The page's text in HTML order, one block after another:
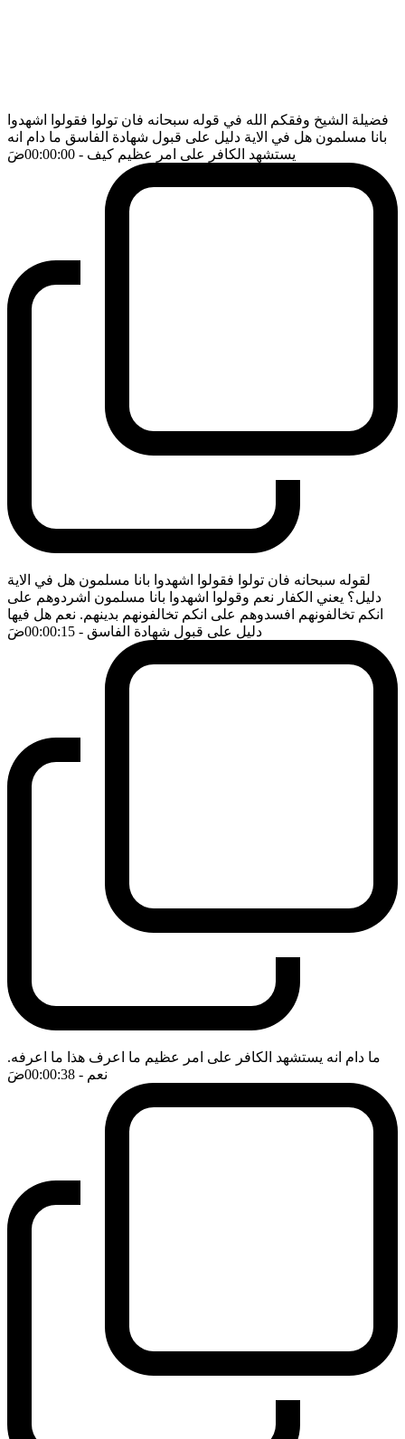
فضيلة الشيخ وفقكم الله في قوله سبحانه فان تولوا فقولوا اشهدوا
بانا مسلمون هل في الاية دليل على قبول شهادة الفاسق ما دام انه
يستشهد الكافر على امر عظيم كيف - 00:00:00 ضَ
لقوله سبحانه فان تولوا فقولوا اشهدوا بانا مسلمون هل في الاية
دليل؟ يعني الكفار نعم وقولوا اشهدوا بانا مسلمون اشردوهم على
انكم تخالفونهم افسدوهم على انكم تخالفونهم بدينهم. نعم هل فيها
دليل على قبول شهادة الفاسق - 00:00:15 ضَ
ما دام انه يستشهد الكافر على امر عظيم ما اعرف هذا ما اعرفه.
نعم - 00:00:38 ضَ